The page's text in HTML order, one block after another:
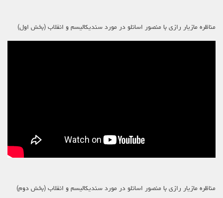
مناظره مازیار رازی با منصور اسانلو در مورد سندیکالیسم و انقلاب (بخش اول)
مناظره مازیار رازی با منصور اسانلو در مورد سندیکالیسم و انقلاب (بخش دوم)